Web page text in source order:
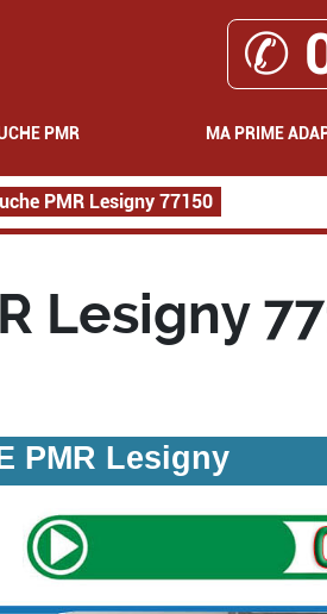
✆
PMR MA PRIME
PMR Lesigny 77150
Lesigny
PMR Lesigny